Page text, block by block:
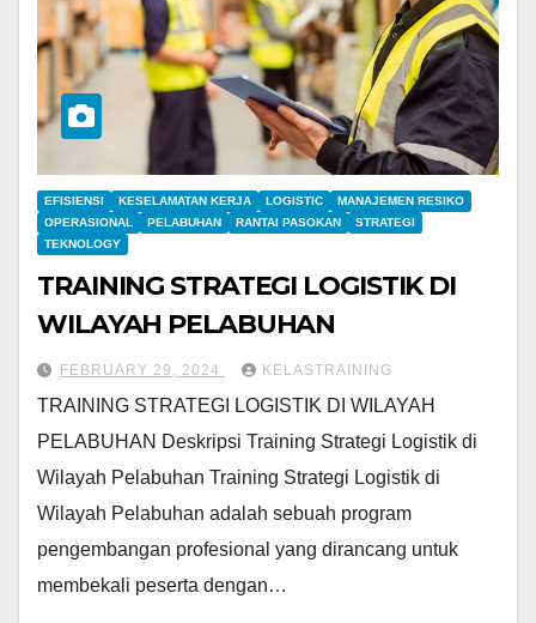
EFISIENSI KESELAMATAN KERJA LOGISTIC
MANAJEMEN RESIKO
OPERASIONAL
PELABUHAN RANTAI PASOKAN
STRATEGI
TEKNOLOGY
TRAINING STRATEGI LOGISTIK DI
WILAYAH PELABUHAN
FEBRUARY 29, 2024 KELASTRAINING
TRAINING STRATEGI LOGISTIK DI WILAYAH
PELABUHAN Deskripsi Training Strategi Logistik di
Wilayah Pelabuhan Training Strategi Logistik di
Wilayah Pelabuhan adalah sebuah program
pengembangan profesional yang dirancang untuk
membekali peserta dengan…